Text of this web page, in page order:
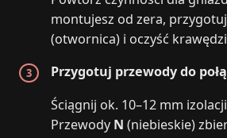
montujesz od zera,
(otwornica) i oczyść
Przygotuj przewody do
Ściągnij ok. 10–12 mm
Przewody N (niebieskie)